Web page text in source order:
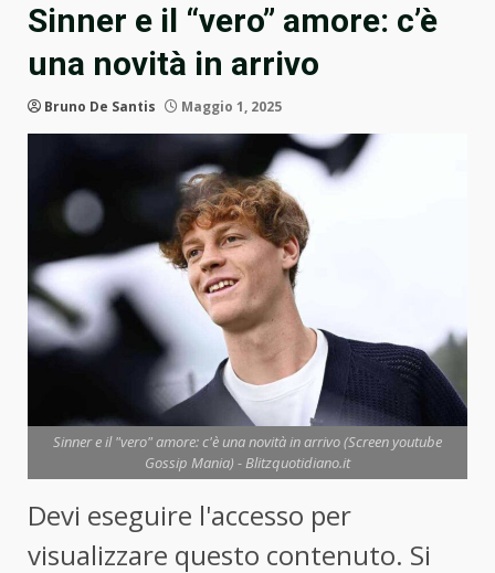
Sinner e il “vero” amore: c’è
una novità in arrivo
Bruno De Santis Maggio 1, 2025
Sinner e il "vero" amore: c'è una novità in arrivo (Screen youtube
Gossip Mania) - Blitzquotidiano.it
Devi eseguire l'accesso per
visualizzare questo contenuto. Si